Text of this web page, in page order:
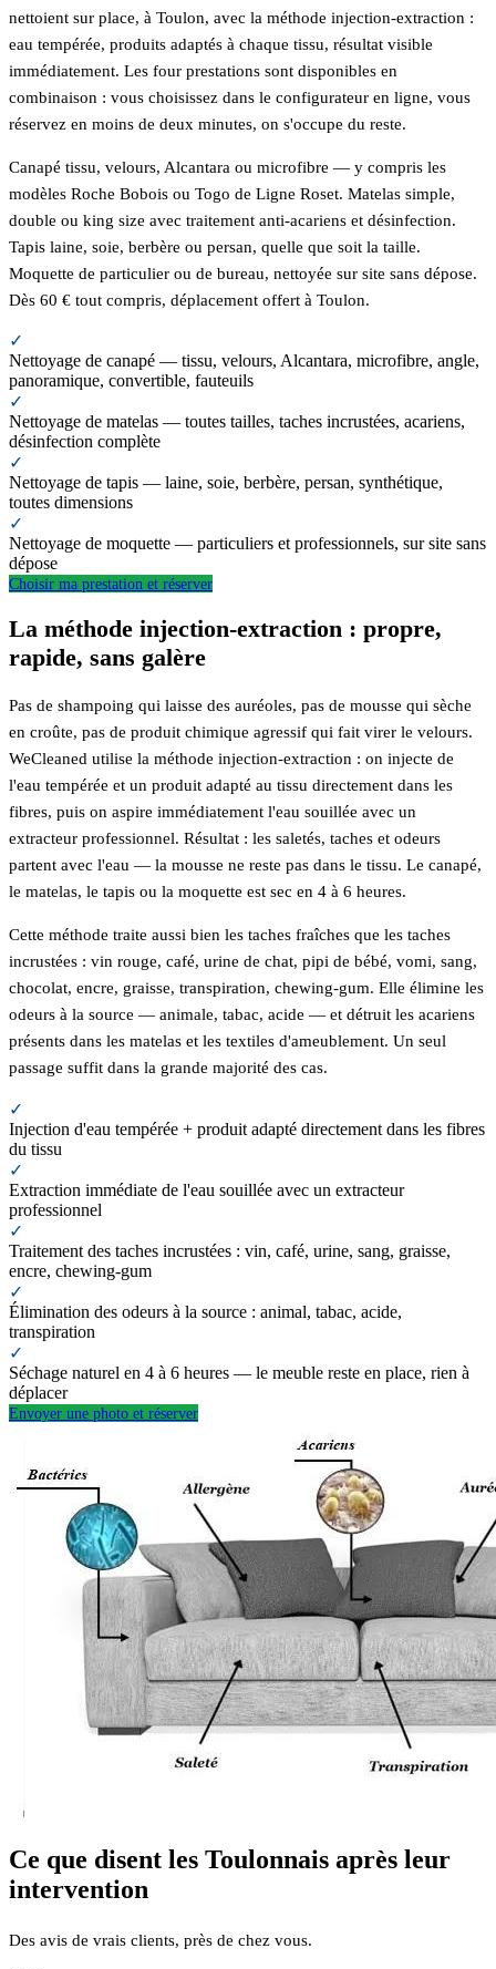
nettoient sur place, à Toulon, avec la méthode injection-extraction :
eau tempérée, produits adaptés à chaque tissu, résultat visible
immédiatement. Les four prestations sont disponibles en
combinaison : vous choisissez dans le configurateur en ligne, vous
réservez en moins de deux minutes, on s'occupe du reste.
Canapé tissu, velours, Alcantara ou microfibre — y compris les
modèles Roche Bobois ou Togo de Ligne Roset. Matelas simple,
double ou king size avec traitement anti-acariens et désinfection.
Tapis laine, soie, berbère ou persan, quelle que soit la taille.
Moquette de particulier ou de bureau, nettoyée sur site sans dépose.
Dès 60 € tout compris, déplacement offert à Toulon.
✓
Nettoyage de canapé — tissu, velours, Alcantara, microfibre, angle,
panoramique, convertible, fauteuils
✓
Nettoyage de matelas — toutes tailles, taches incrustées, acariens,
désinfection complète
✓
Nettoyage de tapis — laine, soie, berbère, persan, synthétique,
toutes dimensions
✓
Nettoyage de moquette — particuliers et professionnels, sur site sans
dépose
Choisir ma prestation et réserver
La méthode injection-extraction : propre,
rapide, sans galère
Pas de shampoing qui laisse des auréoles, pas de mousse qui sèche
en croûte, pas de produit chimique agressif qui fait virer le velours.
WeCleaned utilise la méthode injection-extraction : on injecte de
l'eau tempérée et un produit adapté au tissu directement dans les
fibres, puis on aspire immédiatement l'eau souillée avec un
extracteur professionnel. Résultat : les saletés, taches et odeurs
partent avec l'eau — la mousse ne reste pas dans le tissu. Le canapé,
le matelas, le tapis ou la moquette est sec en 4 à 6 heures.
Cette méthode traite aussi bien les taches fraîches que les taches
incrustées : vin rouge, café, urine de chat, pipi de bébé, vomi, sang,
chocolat, encre, graisse, transpiration, chewing-gum. Elle élimine les
odeurs à la source — animale, tabac, acide — et détruit les acariens
présents dans les matelas et les textiles d'ameublement. Un seul
passage suffit dans la grande majorité des cas.
✓
Injection d'eau tempérée + produit adapté directement dans les fibres
du tissu
✓
Extraction immédiate de l'eau souillée avec un extracteur
professionnel
✓
Traitement des taches incrustées : vin, café, urine, sang, graisse,
encre, chewing-gum
✓
Élimination des odeurs à la source : animal, tabac, acide,
transpiration
✓
Séchage naturel en 4 à 6 heures — le meuble reste en place, rien à
déplacer
Envoyer une photo et réserver
Ce que disent les Toulonnais après leur
intervention
Des avis de vrais clients, près de chez vous.